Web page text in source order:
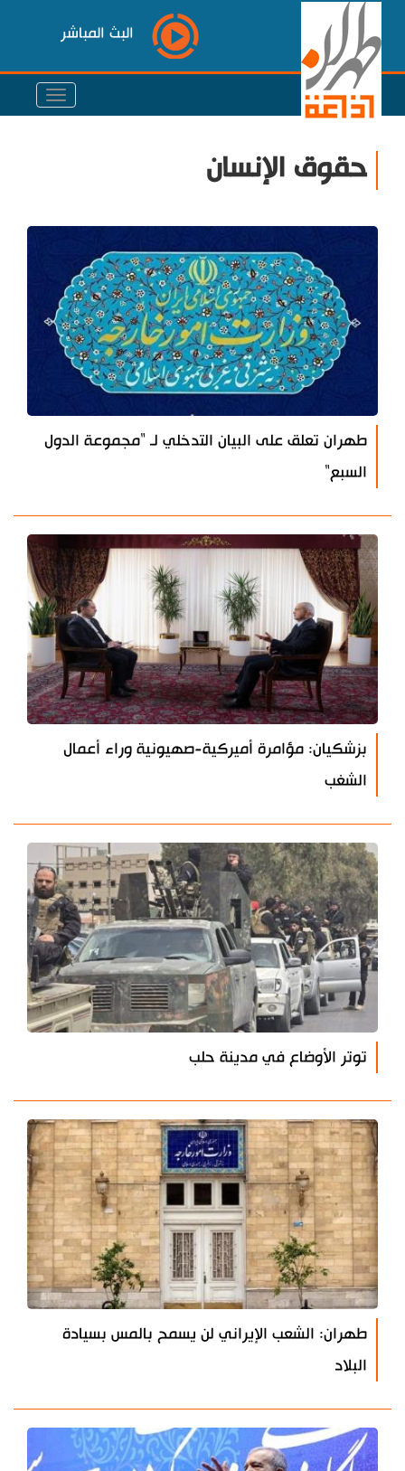
البث المباشر
حقوق الإنسان
طهران تعلق على البيان التدخلي لـ "مجموعة الدول
السبع"
بزشكيان: مؤامرة أميركية-صهيونية وراء أعمال
الشغب
توتر الأوضاع في مدينة حلب
طهران: الشعب الإيراني لن يسمح بالمس بسيادة
البلاد